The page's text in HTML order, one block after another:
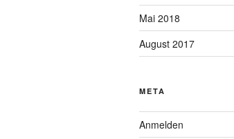
Mai 2018
August 2017
META
Anmelden